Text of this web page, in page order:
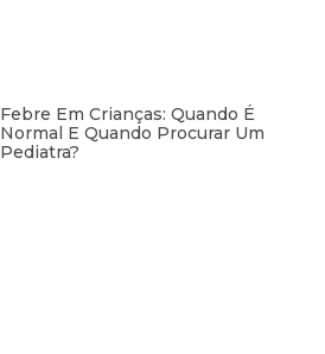
Febre Em Crianças: Quando É
Normal E Quando Procurar Um
Pediatra?